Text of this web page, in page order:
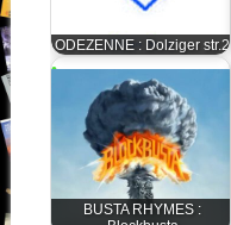
ODEZENNE : Dolziger str.2
BUSTA RHYMES :